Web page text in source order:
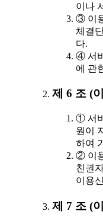
이나
③ 이
체결
다.
④ 서
에 관
제 6 조 (
① 서
원이
하여
② 이
친권
이용
제 7 조 (